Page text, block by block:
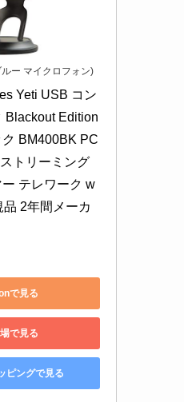
ー マイクロフォン)
Yeti USB コン
Blackout Edition
BM400BK PC
トリーミング
テレワーク w
2年間メーカ
で見る
で見る
ピングで見る